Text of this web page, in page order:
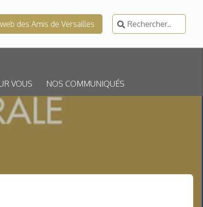
des Amis de Versailles
Rechercher :
VOUS NOS COMMUNIQUÉS